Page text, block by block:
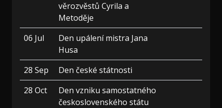
věrozvěstů Cyrila a
Metoděje
06 Jul
Den upálení mistra Jana
Husa
28 Sep
Den české státnosti
28 Oct
Den vzniku samostatného
československého státu